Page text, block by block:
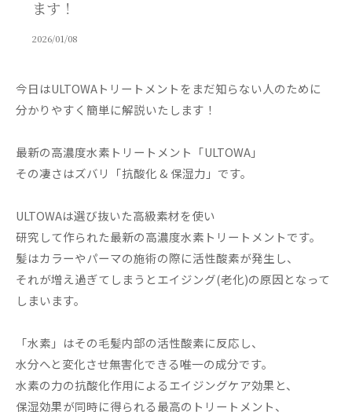
ます！
2026/01/08
今日はULTOWAトリートメントをまだ知らない人のために
分かりやすく簡単に解説いたします！
最新の高濃度水素トリートメント「ULTOWA」
その凄さはズバリ「抗酸化 & 保湿力」です。
ULTOWAは選び抜いた高級素材を使い
研究して作られた最新の高濃度水素トリートメントです。
髪はカラーやパーマの施術の際に活性酸素が発生し、
それが増え過ぎてしまうとエイジング(老化)の原因となって
しまいます。
「水素」はその毛髪内部の活性酸素に反応し、
水分へと変化させ無害化できる唯一の成分です。
水素の力の抗酸化作用によるエイジングケア効果と、
保湿効果が同時に得られる最高のトリートメント、